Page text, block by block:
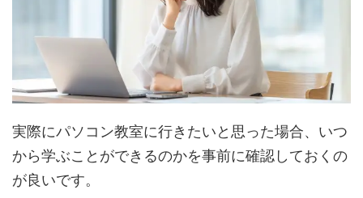
実際にパソコン教室に行きたいと思った場合、いつ
から学ぶことができるのかを事前に確認しておくの
が良いです。